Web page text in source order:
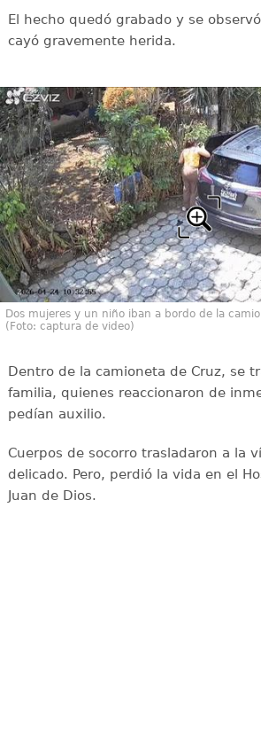
El hecho quedó grabado y se
cayó gravemente herida.
Dos mujeres y un niño iban a bordo de la
(Foto: captura de video)
Dentro de la camioneta de Cruz, se
familia, quienes reaccionaron de
pedían auxilio.
Cuerpos de socorro trasladaron a la
delicado. Pero, perdió la vida en el
Juan de Dios.